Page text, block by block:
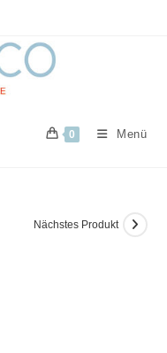
0 Menü
Nächstes Produkt